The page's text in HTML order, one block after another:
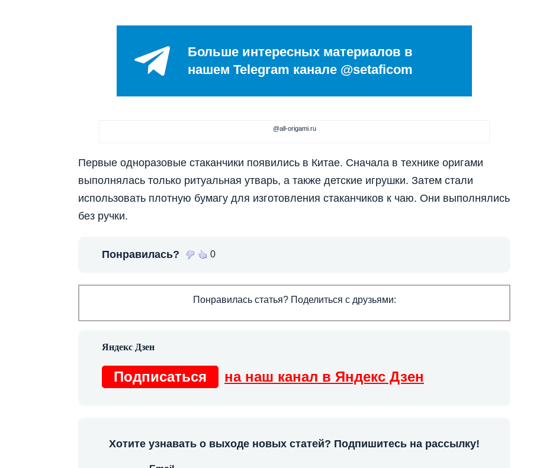
Больше интересных материалов в
нашем Telegram канале @setaficom
@all-origami.ru
Первые одноразовые стаканчики появились в Китае. Сначала в технике оригами
выполнялась только ритуальная утварь, а также детские игрушки. Затем стали
использовать плотную бумагу для изготовления стаканчиков к чаю. Они выполнялись
без ручки.
Понравилась? 0
Понравилась статья? Поделиться с друзьями:
Подписаться на наш канал в Яндекс Дзен
Хотите узнавать о выходе новых статей? Подпишитесь на рассылку!